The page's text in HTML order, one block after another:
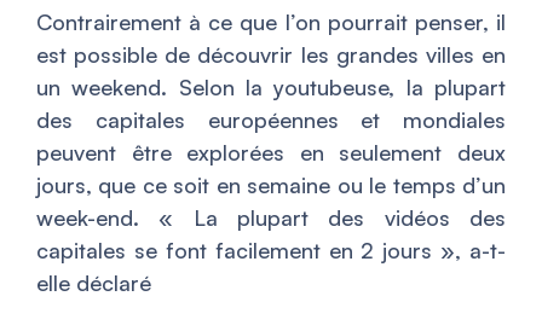
Contrairement à ce que l’on pourrait penser, il
est possible de découvrir les grandes villes en
un weekend. Selon la youtubeuse, la plupart
des capitales européennes et mondiales
peuvent être explorées en seulement deux
jours, que ce soit en semaine ou le temps d’un
week-end. «
La plupart des vidéos des
capitales se font facilement en 2 jours », a-t-
elle déclaré